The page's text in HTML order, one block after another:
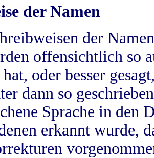
der Namen
der
offensichtlich so
oder besser
dann so
Sprache in
erkannt wurde,